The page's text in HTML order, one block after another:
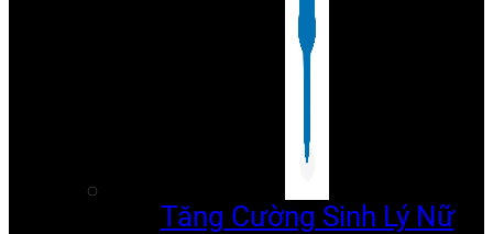
Tăng Cường Sinh Lý Nữ